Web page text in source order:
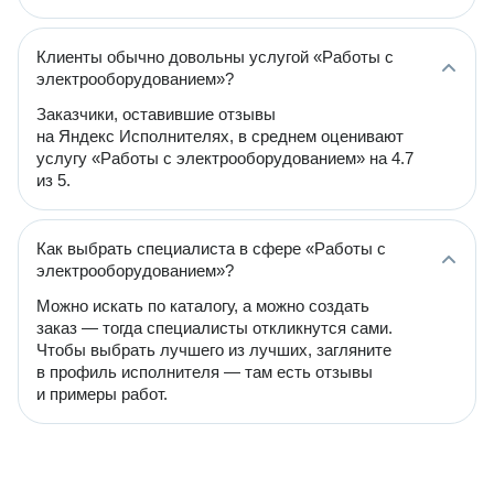
Клиенты обычно довольны услугой «Работы с
электрооборудованием»?
Заказчики, оставившие отзывы
на Яндекс Исполнителях, в среднем оценивают
услугу «Работы с электрооборудованием» на 4.7
из 5.
Как выбрать специалиста в сфере «Работы с
электрооборудованием»?
Можно искать по каталогу, а можно создать
заказ — тогда специалисты откликнутся сами.
Чтобы выбрать лучшего из лучших, загляните
в профиль исполнителя — там есть отзывы
и примеры работ.